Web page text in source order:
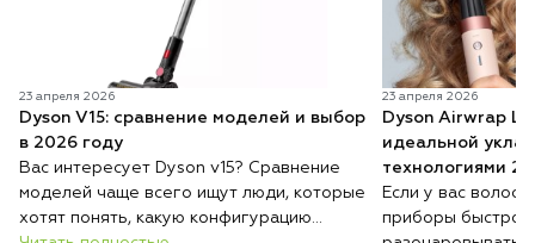
23 апреля 2026
Dyson V15: сравнение моделей и выбор
в 2026 году
Вас интересует Dyson v15? Сравнение
моделей чаще всего ищут люди, которые
хотят понять, какую конфигурацию
23 апреля 2026
Dyson Airwrap
идеальной
технологиями
Если у вас
приборы быстро